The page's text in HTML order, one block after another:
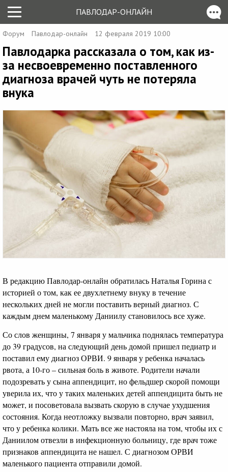
ПАВЛОДАР-ОНЛАЙН
Форум Павлодар-онлайн 12 февраля 2019 10:00
Павлодарка рассказала о том, как из-
за несвоевременно поставленного
диагноза врачей чуть не потеряла
внука
В редакцию Павлодар-онлайн обратилась Наталья Горина с
историей о том, как ее двухлетнему внуку в течение
нескольких дней не могли поставить верный диагноз. С
каждым днем маленькому Даниилу становилось все хуже.
Со слов женщины, 7 января у мальчика поднялась температура
до 39 градусов, на следующий день домой пришел педиатр и
поставил ему диагноз ОРВИ. 9 января у ребенка началась
рвота, а 10-го – сильная боль в животе. Родители начали
подозревать у сына аппендицит, но фельдшер скорой помощи
уверила их, что у таких маленьких детей аппендицита быть не
может, и посоветовала вызвать скорую в случае ухудшения
состояния. Когда неотложку вызвали повторно, врач заявил,
что у ребенка колики. Мать все же настояла на том, чтобы их с
Даниилом отвезли в инфекционную больницу, где врач тоже
признаков аппендицита не нашел. С диагнозом ОРВИ
маленького пациента отправили домой.